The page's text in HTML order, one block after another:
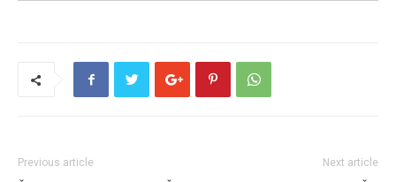
Previous article Next article